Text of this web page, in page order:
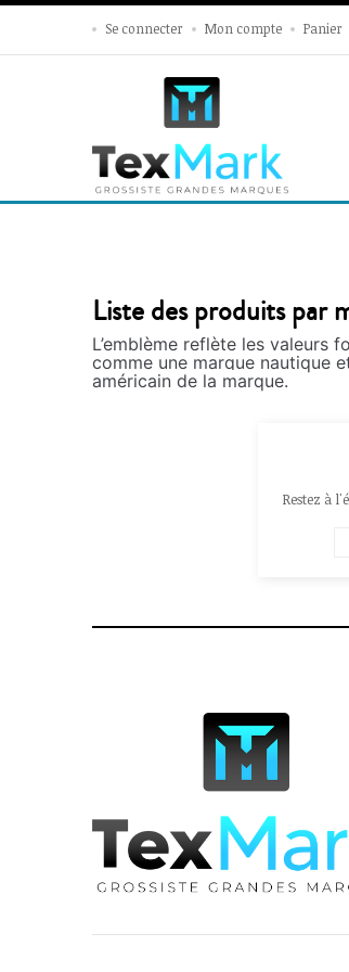
Se connecter Mon compte Panier
Liste des produits par
L’emblème reflète les valeurs
comme une marque nautique
américain de la marque.
Restez à